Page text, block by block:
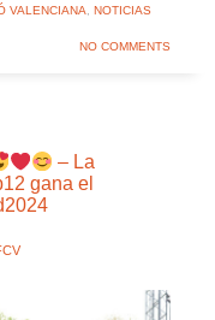
VALENCIANA
NOTICIAS
NO COMMENTS
– La
gana el